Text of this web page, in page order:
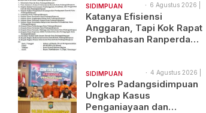
SIDIMPUAN
NAJEGES
6 Agustus 2026 |
19:57
Katanya Efisiensi
Anggaran, Tapi Kok Rapat
Pembahasan Ranperda
SIDIMPUAN
NAJEGES
4 Agustus 2026 |
11:38
Polres Padangsidimpuan
Ungkap Kasus
Penganiayaan dan